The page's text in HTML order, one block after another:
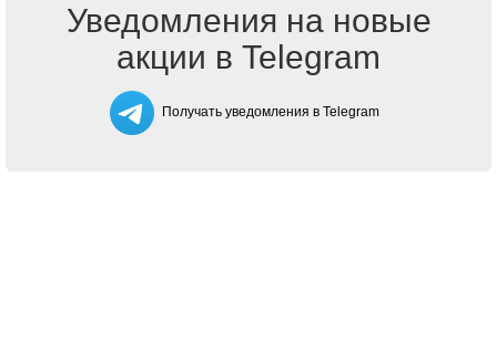
Уведомления на новые
акции в Telegram
Получать уведомления в Telegram